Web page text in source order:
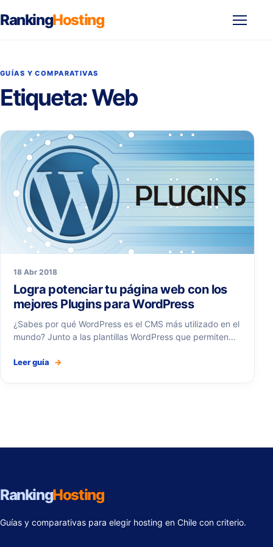
RankingHosting
GUÍAS Y COMPARATIVAS
Etiqueta:Web
18 Abr 2018
Logra potenciar tu página web con los
mejores Plugins para WordPress
¿Sabes por qué WordPress es el CMS más utilizado en el
mundo? Junto a las plantillas WordPress que permiten…
Leer guía →
RankingHosting
Guías y comparativas para elegir hosting en Chile con criterio.